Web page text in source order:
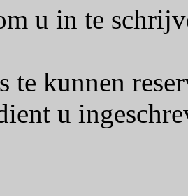
u in te
te kunnen
u